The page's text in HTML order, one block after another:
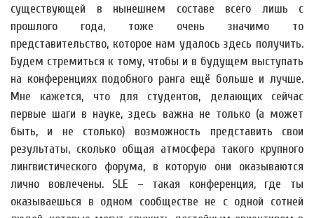
существующей в нынешнем составе всего лишь с
прошлого года, тоже очень значимо то
представительство, которое нам удалось здесь получить.
Будем стремиться к тому, чтобы и в будущем выступать
на конференциях подобного ранга ещё больше и лучше.
Мне кажется, что для студентов, делающих сейчас
первые шаги в науке, здесь важна не только (а может
быть, и не столько) возможность представить свои
результаты, сколько общая атмосфера такого крупного
лингвистического форума, в которую они оказываются
лично вовлечены. SLE – такая конференция, где ты
оказываешься в одном сообществе не с одной сотней